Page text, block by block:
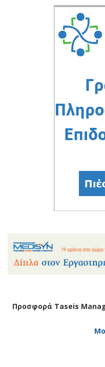
Προσφορά Taseis